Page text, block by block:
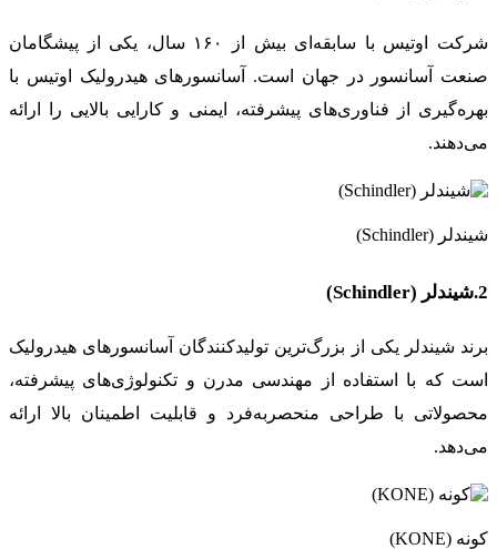
شرکت اوتیس با سابقه‌ای بیش از ۱۶۰ سال، یکی از پیشگامان
صنعت آسانسور در جهان است. آسانسورهای هیدرولیک اوتیس با
بهره‌گیری از فناوری‌های پیشرفته، ایمنی و کارایی بالایی را ارائه
می‌دهند.
شیندلر (Schindler)
2.شیندلر (Schindler)
برند شیندلر یکی از بزرگ‌ترین تولیدکنندگان آسانسورهای هیدرولیک
است که با استفاده از مهندسی مدرن و تکنولوژی‌های پیشرفته،
محصولاتی با طراحی منحصربه‌فرد و قابلیت اطمینان بالا ارائه
می‌دهد.
کونه (KONE)